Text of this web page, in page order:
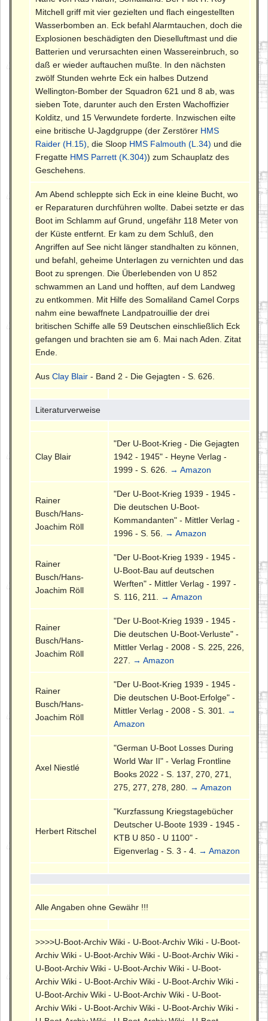
Mitchell griff mit vier gezielten und flach eingestellten
Wasserbomben an. Eck befahl Alarmtauchen, doch die
Explosionen beschädigten den Dieselluftmast und die
Batterien und verursachten einen Wassereinbruch, so
daß er wieder auftauchen mußte. In den nächsten
zwölf Stunden wehrte Eck ein halbes Dutzend
Wellington-Bomber der Squadron 621 und 8 ab, was
sieben Tote, darunter auch den Ersten Wachoffizier
Kolditz, und 15 Verwundete forderte. Inzwischen eilte
eine britische U-Jagdgruppe (der Zerstörer HMS
Raider (H.15) , die Sloop HMS Falmouth (L.34) und die
Fregatte HMS Parrett (K.304)) zum Schauplatz des
Geschehens.
Am Abend schleppte sich Eck in eine kleine Bucht, wo
er Reparaturen durchführen wollte. Dabei setzte er das
Boot im Schlamm auf Grund, ungefähr 118 Meter von
der Küste entfernt. Er kam zu dem Schluß, den
Angriffen auf See nicht länger standhalten zu können,
und befahl, geheime Unterlagen zu vernichten und das
Boot zu sprengen. Die Überlebenden von U 852
schwammen an Land und hofften, auf dem Landweg
zu entkommen. Mit Hilfe des Somaliland Camel Corps
nahm eine bewaffnete Landpatrouillie der drei
britischen Schiffe alle 59 Deutschen einschließlich Eck
gefangen und brachten sie am 6. Mai nach Aden. Zitat
Ende.
AusClay Blair - Band 2 - Die Gejagten - S. 626.
Literaturverweise
Clay Blair
"Der U-Boot-Krieg - Die Gejagten
1942 - 1945" - Heyne Verlag -
1999 - S. 626.
→ Amazon
Rainer
Busch/Hans-
Joachim Röll
"Der U-Boot-Krieg 1939 - 1945 -
Die deutschen U-Boot-
Kommandanten" - Mittler Verlag -
1996 - S. 56.
→ Amazon
Rainer
Busch/Hans-
Joachim Röll
"Der U-Boot-Krieg 1939 - 1945 -
U-Boot-Bau auf deutschen
Werften" - Mittler Verlag - 1997 -
S. 116, 211.
→ Amazon
Rainer
Busch/Hans-
Joachim Röll
"Der U-Boot-Krieg 1939 - 1945 -
Die deutschen U-Boot-Verluste" -
Mittler Verlag - 2008 - S. 225, 226,
227.
→ Amazon
Rainer
Busch/Hans-
Joachim Röll
"Der U-Boot-Krieg 1939 - 1945 -
Die deutschen U-Boot-Erfolge" -
Mittler Verlag - 2008 - S. 301.
→
Amazon
Axel Niestlé
"German U-Boot Losses During
World War II" - Verlag Frontline
Books 2022 - S. 137, 270, 271,
275, 277, 278, 280.
→ Amazon
Herbert Ritschel
"Kurzfassung Kriegstagebücher
Deutscher U-Boote 1939 - 1945 -
KTB U 850 - U 1100" -
Eigenverlag - S. 3 - 4.
→ Amazon
Alle Angaben ohne Gewähr !!!
>>>>U-Boot-Archiv Wiki - U-Boot-Archiv Wiki - U-Boot-
Archiv Wiki - U-Boot-Archiv Wiki - U-Boot-Archiv Wiki -
U-Boot-Archiv Wiki - U-Boot-Archiv Wiki - U-Boot-
Archiv Wiki - U-Boot-Archiv Wiki - U-Boot-Archiv Wiki -
U-Boot-Archiv Wiki - U-Boot-Archiv Wiki - U-Boot-
Archiv Wiki - U-Boot-Archiv Wiki - U-Boot-Archiv Wiki -